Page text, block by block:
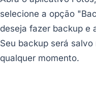
selecione a opção
deseja fazer backup e
Seu backup será
qualquer momento.